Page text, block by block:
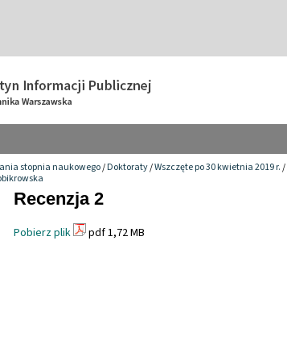
stopnia naukowego/Doktoraty/Wszczęte po 30 kwietnia 2019 r./
Recenzja 2
Pobierz plik pdf 1,72 MB